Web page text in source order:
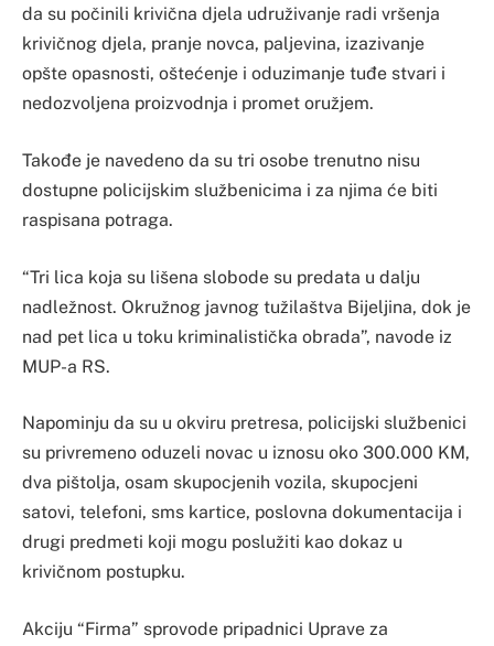
da su počinili krivična djela udruživanje radi vršenja
krivičnog djela, pranje novca, paljevina, izazivanje
opšte opasnosti, oštećenje i oduzimanje tuđe stvari i
nedozvoljena proizvodnja i promet oružjem.
Takođe je navedeno da su tri osobe trenutno nisu
dostupne policijskim službenicima i za njima će biti
raspisana potraga.
“Tri lica koja su lišena slobode su predata u dalju
nadležnost. Okružnog javnog tužilaštva Bijeljina, dok je
nad pet lica u toku kriminalistička obrada”, navode iz
MUP-a RS.
Napominju da su u okviru pretresa, policijski službenici
su privremeno oduzeli novac u iznosu oko 300.000 KM,
dva pištolja, osam skupocjenih vozila, skupocjeni
satovi, telefoni, sms kartice, poslovna dokumentacija i
drugi predmeti koji mogu poslužiti kao dokaz u
krivičnom postupku.
Akciju “Firma” sprovode pripadnici Uprave za